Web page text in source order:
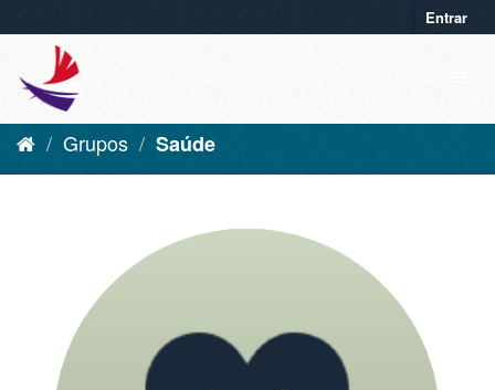
Entrar
Grupos Saúde